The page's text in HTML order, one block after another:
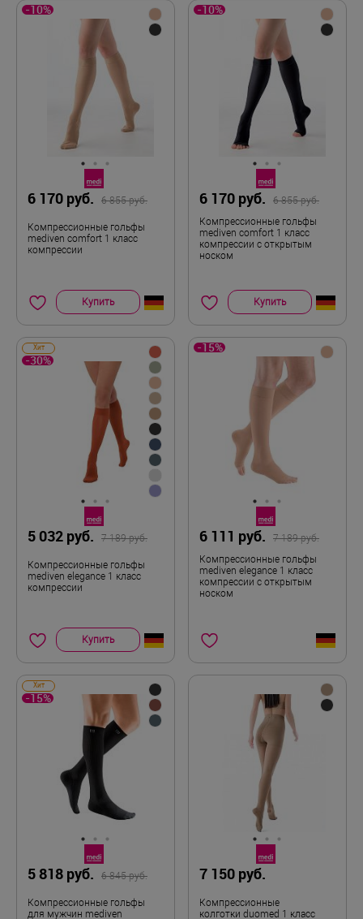
-10%
6 170 руб. 6 855 руб.
Компрессионные гольфы
mediven comfort 1 класс
компрессии
Купить
-10%
6 170 руб.
6 855 руб.
Компрессионные гольфы
mediven comfort 1 класс
компрессии с открытым
носком
Купить
Хит
-30%
5 032 руб. 7 189 руб.
Компрессионные гольфы
mediven elegance 1 класс
компрессии
Купить
-15%
6 111 руб.
7 189 руб.
Компрессионные гольфы
mediven elegance 1 класс
компрессии с открытым
носком
Хит
-15%
5 818 руб. 6 845 руб.
Компрессионные гольфы
для мужчин mediven
7 150 руб.
Компрессионные
колготки duomed 1 класс